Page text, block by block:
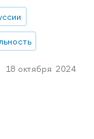
18 октября 2024